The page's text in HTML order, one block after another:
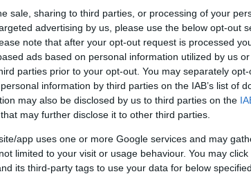
sale, sharing to third parties, or processing of your
advertising by us, please use the below opt-out
note that after your opt-out request is processed
ads based on personal information utilized by us
parties prior to your opt-out. You may separately
information by third parties on the IAB’s list of
may also be disclosed by us to third parties on the
that may further disclose it to other third parties.
app uses one or more Google services and may
limited to your visit or usage behaviour. You may
its third-party tags to use your data for below